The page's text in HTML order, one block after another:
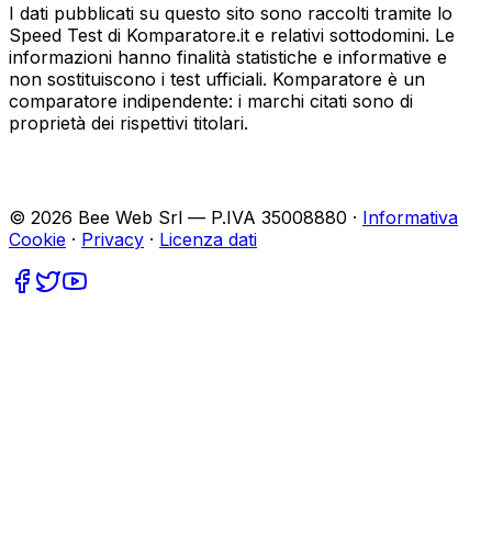
I dati pubblicati su questo sito sono raccolti tramite lo
Speed Test di Komparatore.it e relativi sottodomini. Le
informazioni hanno finalità statistiche e informative e
non sostituiscono i test ufficiali. Komparatore è un
comparatore indipendente: i marchi citati sono di
proprietà dei rispettivi titolari.
© 2026 Bee Web Srl — P.IVA 35008880 · Informativa
Cookie · Privacy · Licenza dati